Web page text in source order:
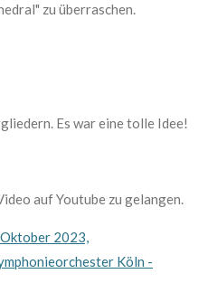
zu überraschen.
Es war eine tolle Idee!
auf Youtube zu gelangen.
2023,
Köln -